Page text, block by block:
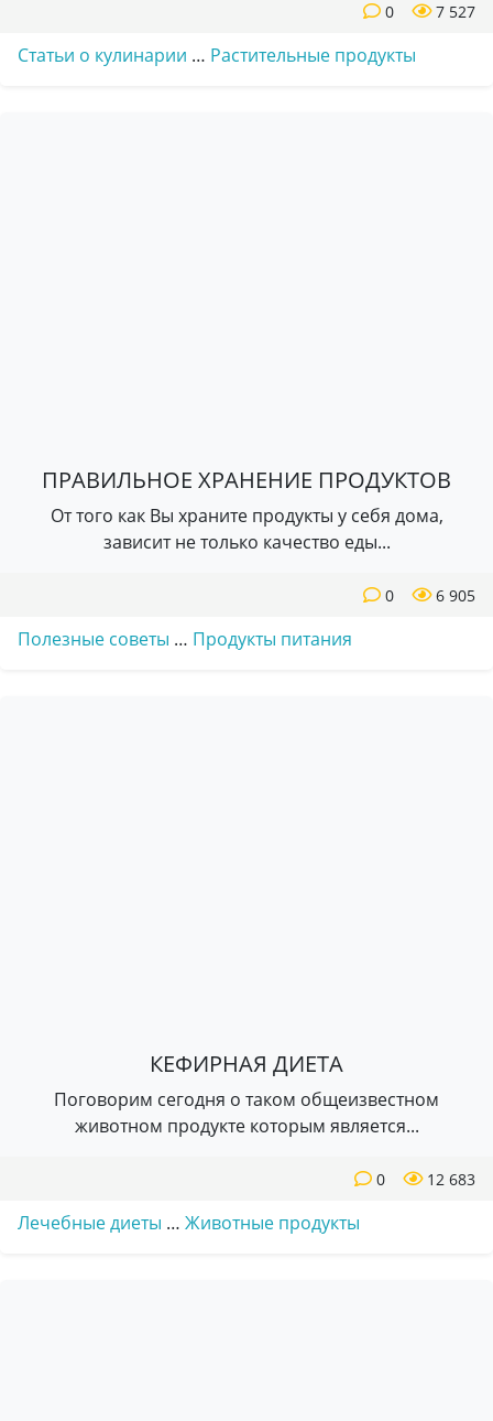
7 527
0
Статьи о кулинарии … Растительные продукты
ПРАВИЛЬНОЕ ХРАНЕНИЕ ПРОДУКТОВ
От того как Вы храните продукты у себя дома,
зависит не только качество еды...
6 905
0
Полезные советы … Продукты питания
КЕФИРНАЯ ДИЕТА
Поговорим сегодня о таком общеизвестном
животном продукте которым является...
12 683
0
Лечебные диеты … Животные продукты